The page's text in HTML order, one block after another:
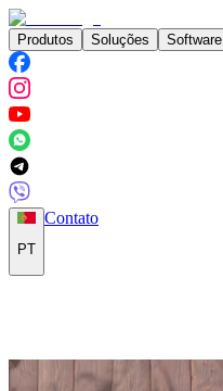
Produtos Soluções Software
PT
Contato